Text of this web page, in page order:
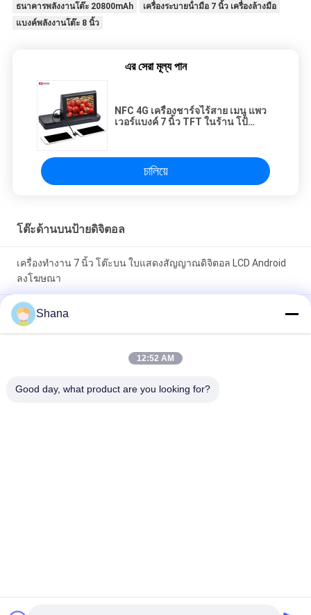
ธนาคารพลังงานโต๊ะ 20800mAh
เครื่องระบายน้ํามือ 7 นิ้ว เครื่องล้างมือ
แบงค์พลังงานโต๊ะ 8 นิ้ว
এর সেরা মূল্য পান
NFC 4G เครื่องชาร์จไร้สาย เมนู แพว
เวอร์แบงค์ 7 นิ้ว TFT ในร้าน โป้
চালিয়ে
โต๊ะด้านบนป้ายดิจิตอล
เครื่องทํางาน 7 นิ้ว โต๊ะบน ใบแสดงสัญญาณดิจิตอล LCD Android
ลงโฆษณา
NFC 4G เครื่องชาร์จไร้สาย เมนู แพวเวอร์แบงค์ 7 นิ้ว TFT ในร้าน
โป้ดิจิตอล
ร้านอาหาร 1080P HD Table Top Digital Signage WiFi แบงก์
Shana
12:52 AM
Good day, what product are you looking for?